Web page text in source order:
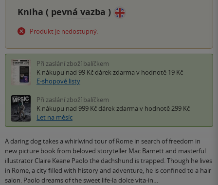
Kniha ( pevná vazba )
Produkt je nedostupný.
Při zaslání zboží balíčkem
K nákupu nad 99 Kč dárek zdarma v hodnotě 19 Kč
E-shopové listy
Při zaslání zboží balíčkem
K nákupu nad 999 Kč dárek zdarma v hodnotě 299 Kč
Let na měsíc
A daring dog takes a whirlwind tour of Rome in search of freedom in
new picture book from beloved storyteller Mac Barnett and masterful
illustrator Claire Keane Paolo the dachshund is trapped. Though he lives
in Rome, a city filled with history and adventure, he is confined to a hair
salon. Paolo dreams of the sweet life-la dolce vita-in…